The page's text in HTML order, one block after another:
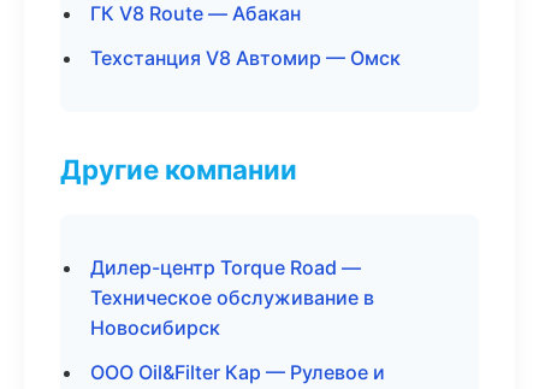
ГК V8 Route — Абакан
Техстанция V8 Автомир — Омск
Другие компании
Дилер-центр Torque Road —
Техническое обслуживание в
Новосибирск
ООО Oil&Filter Кар — Рулевое и